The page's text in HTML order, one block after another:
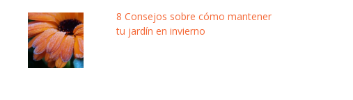
8 Consejos sobre cómo mantener
tu jardín en invierno